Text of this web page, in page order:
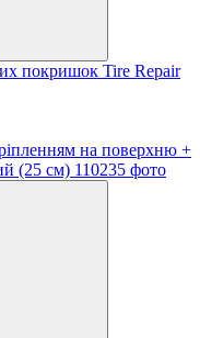
покришок Tire Repair